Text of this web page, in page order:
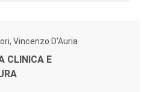
Vincenzo D'Auria
CLINICA E